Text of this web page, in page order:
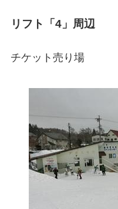
リフト「4」周辺
チケット売り場